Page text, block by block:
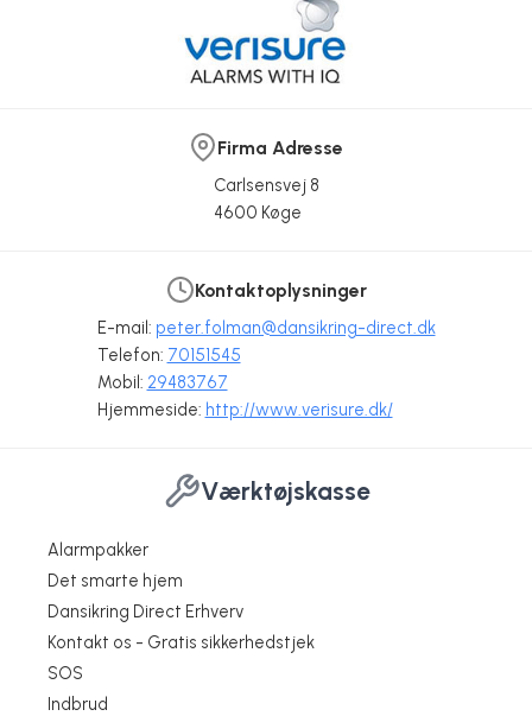
Firma Adresse
Carlsensvej 8
4600 Køge
Kontaktoplysninger
E-mail: peter.folman@dansikring-direct.dk
Telefon: 70151545
Mobil: 29483767
Hjemmeside: http://www.verisure.dk/
Værktøjskasse
Alarmpakker
Det smarte hjem
Dansikring Direct Erhverv
Kontakt os - Gratis sikkerhedstjek
SOS
Indbrud